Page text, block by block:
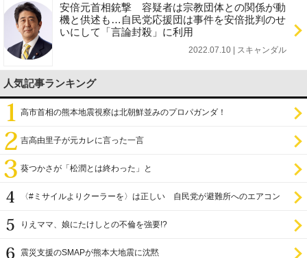
安倍元首相銃撃 容疑者は宗教団体との関係が動
機と供述も…自民党応援団は事件を安倍批判のせ
いにして「言論封殺」に利用
2022.07.10 | スキャンダル
人気記事ランキング
高市首相の熊本地震視察は北朝鮮並みのプロパガンダ！
吉高由里子が元カレに言った一言
葵つかさが「松潤とは終わった」と
〈#ミサイルよりクーラーを〉は正しい 自民党が避難所へのエアコン
りえママ、娘にたけしとの不倫を強要!?
震災支援のSMAPが熊本大地震に沈黙